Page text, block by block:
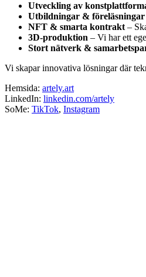
Utveckling av
Utbildningar & föreläsningar
NFT & smarta kontrakt –
3D-produktion – Vi har ett
Stort nätverk &
Vi skapar innovativa lösningar där
Hemsida: artely.art
LinkedIn: linkedin.com/artely
SoMe: TikTok, Instagram